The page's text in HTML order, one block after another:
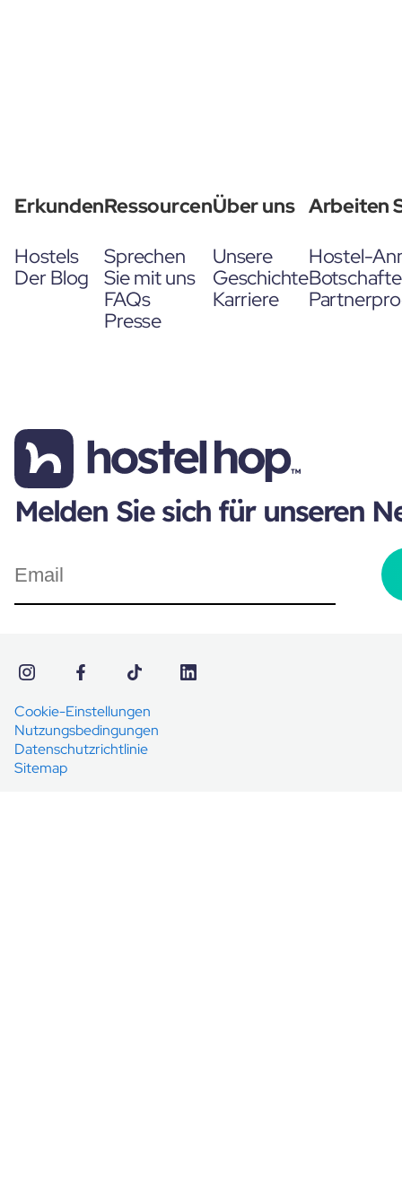
Erkunden
Hostels
Der Blog
Ressourcen
Sprechen
Sie mit uns
FAQs
Presse
Über uns
Unsere
Geschichte
Karriere
Arbeiten
Hostel-
Melden Sie sich für unseren
Cookie-Einstellungen
Nutzungsbedingungen
Datenschutzrichtlinie
Sitemap